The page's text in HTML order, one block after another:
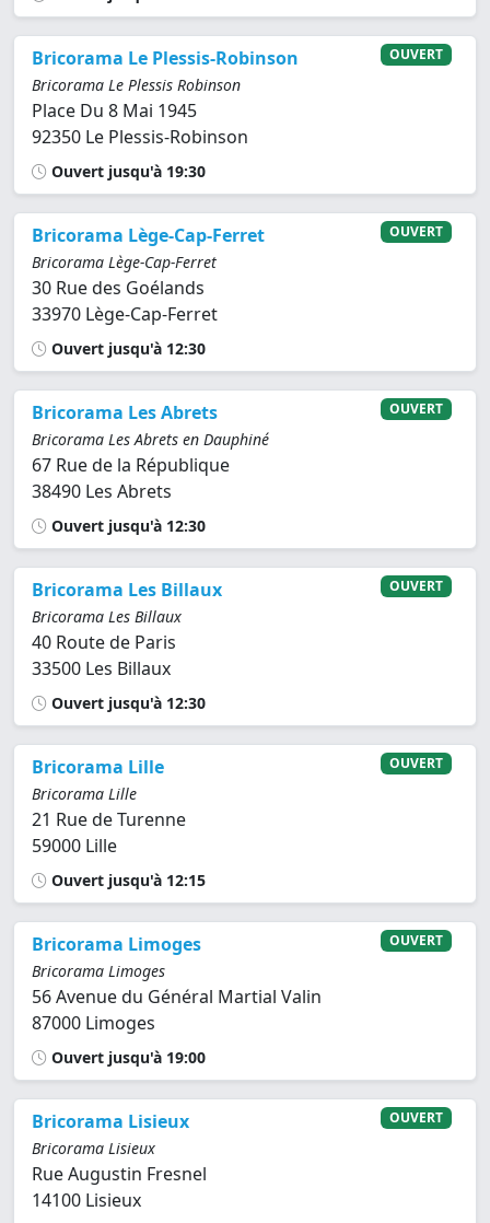
Bricorama Le Plessis-Robinson
Bricorama Le Plessis Robinson
Place Du 8 Mai 1945
92350 Le Plessis-Robinson
OUVERT
Ouvert jusqu'à 19:30
Bricorama Lège-Cap-Ferret
Bricorama Lège-Cap-Ferret
30 Rue des Goélands
33970 Lège-Cap-Ferret
OUVERT
Ouvert jusqu'à 12:30
Bricorama Les Abrets
Bricorama Les Abrets en Dauphiné
67 Rue de la République
38490 Les Abrets
OUVERT
Ouvert jusqu'à 12:30
Bricorama Les Billaux
Bricorama Les Billaux
40 Route de Paris
33500 Les Billaux
OUVERT
Ouvert jusqu'à 12:30
Bricorama Lille
Bricorama Lille
21 Rue de Turenne
59000 Lille
OUVERT
Ouvert jusqu'à 12:15
Bricorama Limoges
Bricorama Limoges
56 Avenue du Général Martial Valin
87000 Limoges
OUVERT
Ouvert jusqu'à 19:00
Bricorama Lisieux
Bricorama Lisieux
Rue Augustin Fresnel
14100 Lisieux
OUVERT